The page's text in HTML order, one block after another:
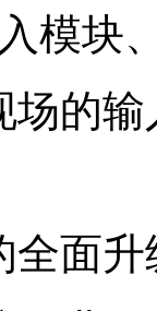
模块
场的
全面升